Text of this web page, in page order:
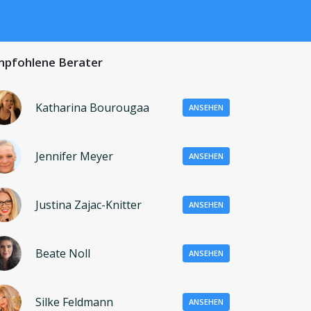
Berater
Katharina Bourougaa ANSEHEN
Jennifer Meyer ANSEHEN
Justina Zajac-Knitter ANSEHEN
Beate Noll ANSEHEN
Silke Feldmann ANSEHEN